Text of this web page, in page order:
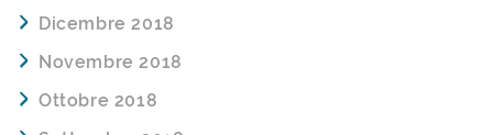
Dicembre 2018
Novembre 2018
Ottobre 2018